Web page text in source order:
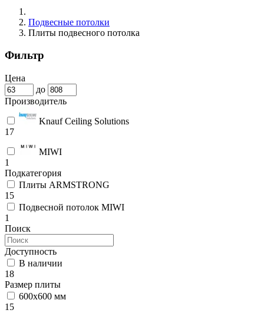
Подвесные потолки
Плиты подвесного потолка
Фильтр
Цена
до
Производитель
Knauf Сeiling Solutions
17
MIWI
1
Подкатегория
Плиты ARMSTRONG
15
Подвесной потолок MIWI
1
Поиск
Доступность
В наличии
18
Размер плиты
600х600 мм
15